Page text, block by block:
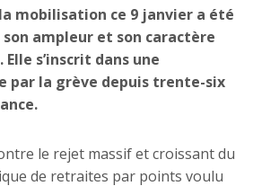
mobilisation ce 9 janvier a été
ampleur et son caractère
s’inscrit dans une
par la grève depuis trente-six
le rejet massif et croissant du
de retraites par points voulu